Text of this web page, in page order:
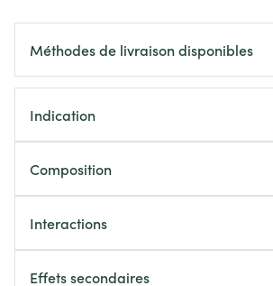
Méthodes de livraison disponibles
Indication
Composition
Interactions
Effets secondaires